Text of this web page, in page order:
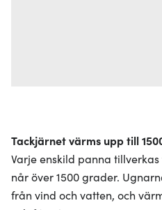
Tackjärnet värms upp till
Varje enskild panna
når över 1500 grader.
från vind och vatten, och